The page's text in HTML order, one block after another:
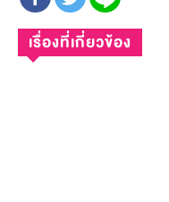
เรื่องที่เกี่ยวข้อง